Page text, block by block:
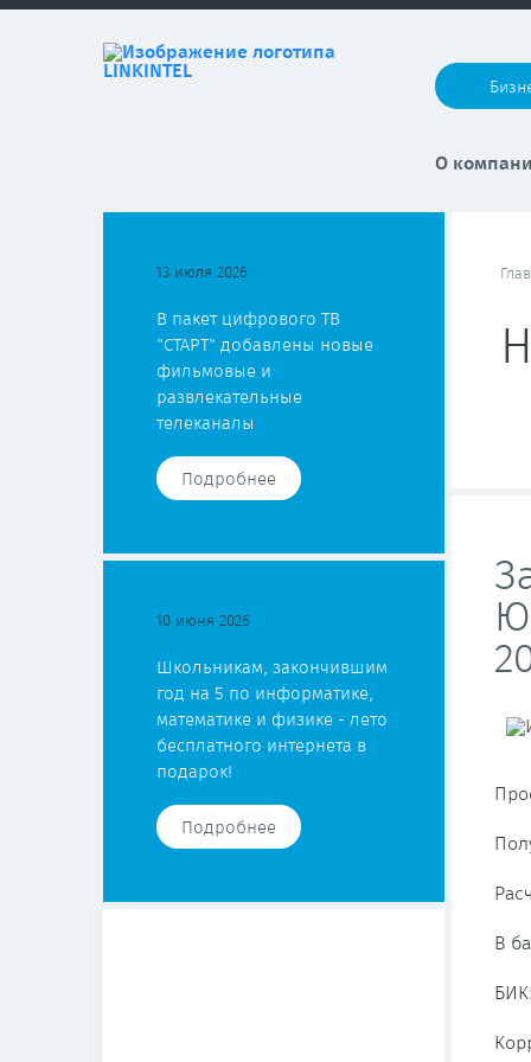
О
13 июля 2026
В пакет цифрового ТВ
"СТАРТ" добавлены новые
фильмовые и
развлекательные
телеканалы
Подробнее
10 июня 2026
Школьникам, закончившим
год на 5 по информатике,
математике и физике - лето
бесплатного интернета в
подарок!
Подробнее
В